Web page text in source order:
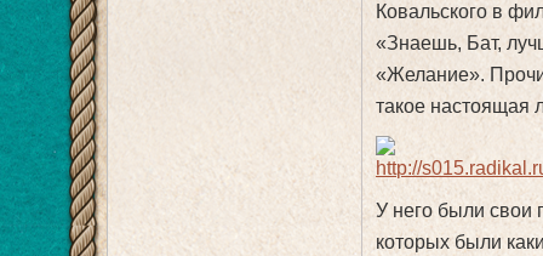
Ковальского в
«Знаешь, Бат,
«Желание».
такое настоящая
У него были свои
которых были